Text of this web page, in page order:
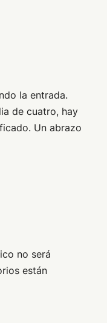
la entrada.
de cuatro, hay
Un abrazo
no será
están